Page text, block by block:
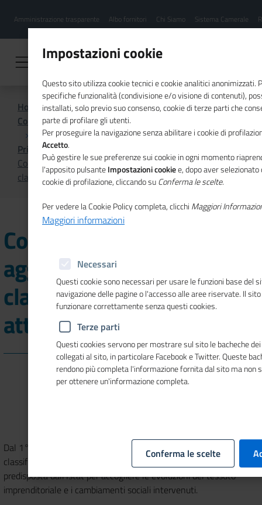
contenuto
Menu
hamburgher
Amministrazione trasparente Albo fornitori Chi Siamo Sistema Camerale
Home
Comunicazione istituzionale per il sistema camerale
Primo Piano
Codici ATECO: gli aggiornamenti 2022 della
classificazione delle attività economiche
Codici ATECO: gli
aggiornamenti 2022 della
classificazione delle
attività economiche
Dal 1° aprile è operativo l’aggiornamento 2022 della
classificazione delle attività economiche ATECO 2007,
predisposta dall’Istat per accogliere le evoluzioni del tessuto
imprenditoriale e i cambiamenti sociali intervenuti.
Impostazioni cookie
Questo sito utilizza cookie tecnici e cookie analitici anonimizzati.
specifiche funzionalità (condivisione e/o visione di contenuti),
installati, solo previo suo consenso, cookie di terze parti che
parte di profilare gli utenti.
Per proseguire la navigazione senza abilitare i cookie di
Accetto.
Può gestire le sue preferenze sui cookie in ogni momento
l'apposito pulsanteImpostazioni cookiee, dopo aver
cookie di profilazione, cliccando suConferma le scelte.
Per vedere la Cookie Policy completa, clicchi Maggiori
Maggiori informazioni
Necessari
Questi cookie sono necessari per usare le funzioni base del
navigazione delle pagine o l'accesso alle aree riservate. Il
funzionare correttamente senza questi cookies.
Terze parti
Questi cookies servono per mostrare sul sito le bacheche
collegati al sito, in particolare Facebook e Twitter. Queste
rendono più completa l'informazione fornita dal sito ma non
per ottenere un'informazione completa.
Conferma le scelte